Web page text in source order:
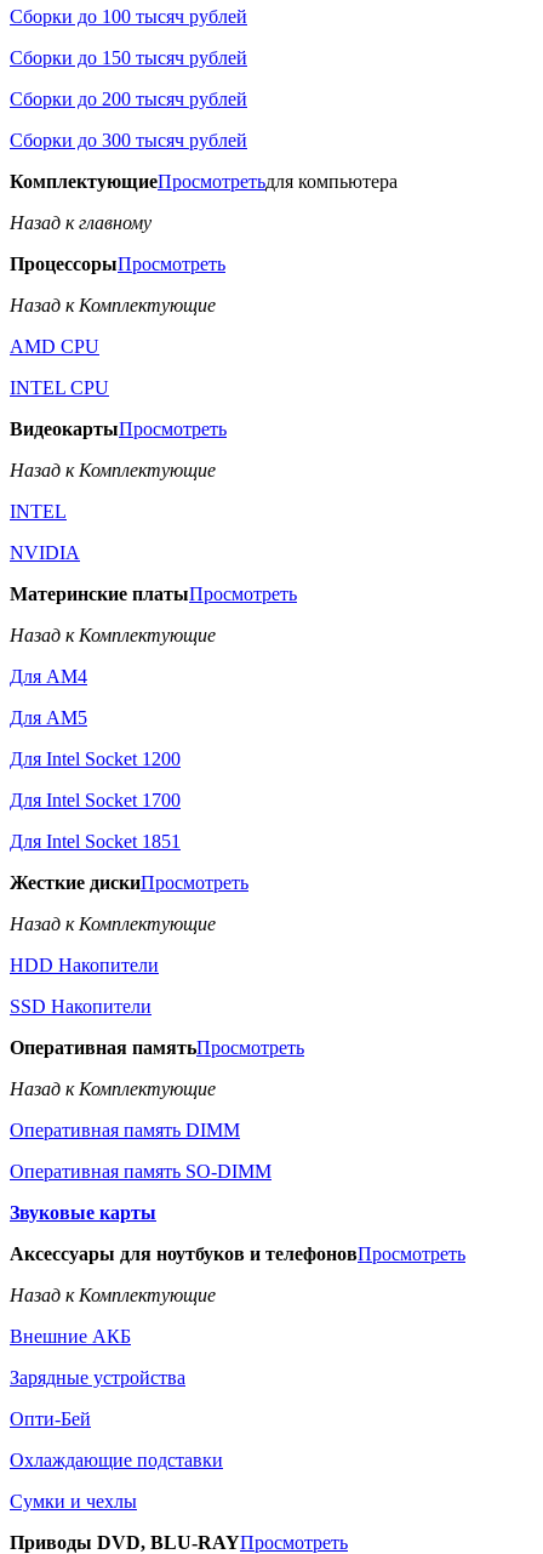
Сборки до 100 тысяч рублей
Сборки до 150 тысяч рублей
Сборки до 200 тысяч рублей
Сборки до 300 тысяч рублей
КомплектующиеПросмотретьдля компьютера
Назад к главному
ПроцессорыПросмотреть
Назад к Комплектующие
AMD CPU
INTEL CPU
ВидеокартыПросмотреть
Назад к Комплектующие
INTEL
NVIDIA
Материнские платыПросмотреть
Назад к Комплектующие
Для AM4
Для AM5
Для Intel Socket 1200
Для Intel Socket 1700
Для Intel Socket 1851
Жесткие дискиПросмотреть
Назад к Комплектующие
HDD Накопители
SSD Накопители
Оперативная памятьПросмотреть
Назад к Комплектующие
Оперативная память DIMM
Оперативная память SO-DIMM
Звуковые карты
Аксессуары для ноутбуков и телефоновПросмотреть
Назад к Комплектующие
Внешние АКБ
Зарядные устройства
Опти-Бей
Охлаждающие подставки
Сумки и чехлы
Приводы DVD, BLU-RAYПросмотреть